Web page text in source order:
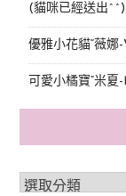
(貓咪已經送出^^)
優雅小花貓“薇娜
可愛小橘寶”米夏-